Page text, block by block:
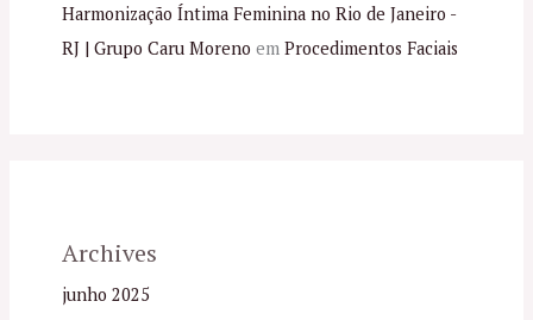
Harmonização Íntima Feminina no Rio de Janeiro -
RJ | Grupo Caru Moreno em Procedimentos Faciais
Archives
junho 2025